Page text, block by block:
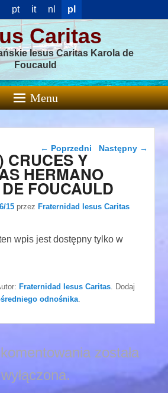
pt it nl pl
Caritas
Iesus Caritas Karola de
Foucauld
Menu
Nawigacja wpisu
← Poprzedni Następny →
CRUCES Y
HERMANO
FOUCAULD
15 przezFraternidad Iesus Caritas
wpis jest dostępny tylko w
Fraternidad Iesus Caritas . Dodaj
odnośnika
została
wyłączona.